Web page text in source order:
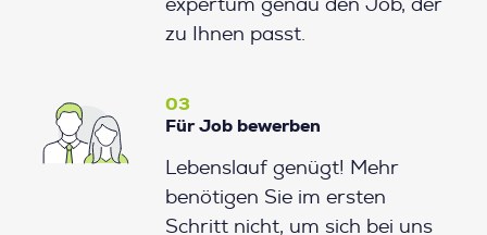
expertum genau den Job, der
zu Ihnen passt.
03
Für Job bewerben
Lebenslauf genügt! Mehr
benötigen Sie im ersten
Schritt nicht, um sich bei uns